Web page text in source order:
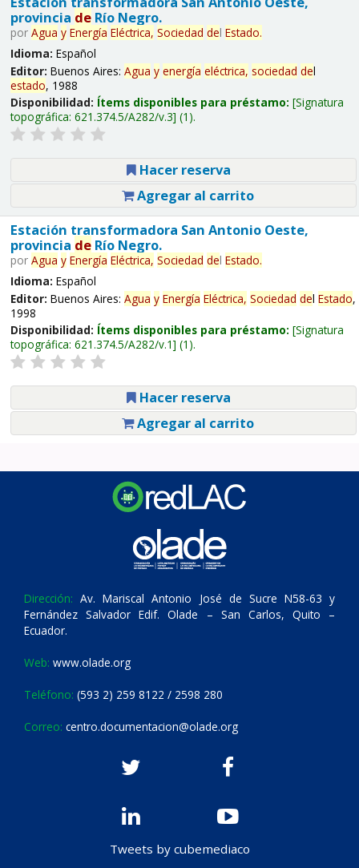
provincia deRío Negro.
por Agua y Energía Eléctrica, Sociedad del Estado.
Idioma: Español
Editor: Buenos Aires: Agua y energía eléctrica, sociedad del
estado, 1988
Disponibilidad: Ítems disponibles para préstamo: Signatura
topográfica: 621.374.5/A282/v.3 (1).
Hacer reserva
Agregar al carrito
Estación transformadora San Antonio Oeste,
provincia deRío Negro.
por Agua y Energía Eléctrica, Sociedad del Estado.
Idioma: Español
Editor: Buenos Aires: Agua y Energía Eléctrica, Sociedad del Estado,
1998
Disponibilidad: Ítems disponibles para préstamo: Signatura
topográfica: 621.374.5/A282/v.1 (1).
Hacer reserva
Agregar al carrito
Dirección: Av. Mariscal Antonio José de Sucre N58-63 y
Fernández Salvador Edif. Olade – San Carlos, Quito –
Ecuador.
Web: www.olade.org
Teléfono: (593 2) 259 8122 / 2598 280
Correo: centro.documentacion@olade.org
Tweets by cubemediaco